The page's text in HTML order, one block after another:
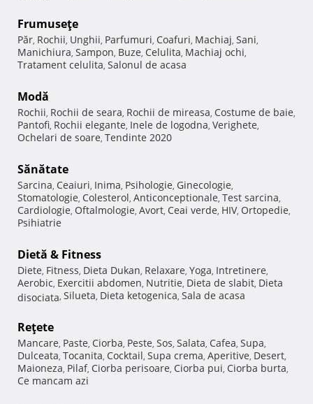
Frumuseţe
Păr, Rochii, Unghii, Parfumuri, Coafuri, Machiaj, Sani,
Manichiura, Sampon, Buze, Celulita, Machiaj ochi,
Tratament celulita, Salonul de acasa
Modă
Rochii, Rochii de seara, Rochii de mireasa, Costume de baie,
Pantofi, Rochii elegante, Inele de logodna, Verighete,
Ochelari de soare, Tendinte 2020
Sănătate
Sarcina, Ceaiuri, Inima, Psihologie, Ginecologie,
Stomatologie, Colesterol, Anticonceptionale, Test sarcina,
Cardiologie, Oftalmologie, Avort, Ceai verde, HIV, Ortopedie,
Psihiatrie
Dietă & Fitness
Diete, Fitness, Dieta Dukan, Relaxare, Yoga, Intretinere,
Aerobic, Exercitii abdomen, Nutritie, Dieta de slabit, Dieta
disociata, Silueta, Dieta ketogenica, Sala de acasa
Reţete
Mancare, Paste, Ciorba, Peste, Sos, Salata, Cafea, Supa,
Dulceata, Tocanita, Cocktail, Supa crema, Aperitive, Desert,
Maioneza, Pilaf, Ciorba perisoare, Ciorba pui, Ciorba burta,
Ce mancam azi